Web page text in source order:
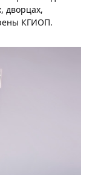
дворцах,
КГИОП.